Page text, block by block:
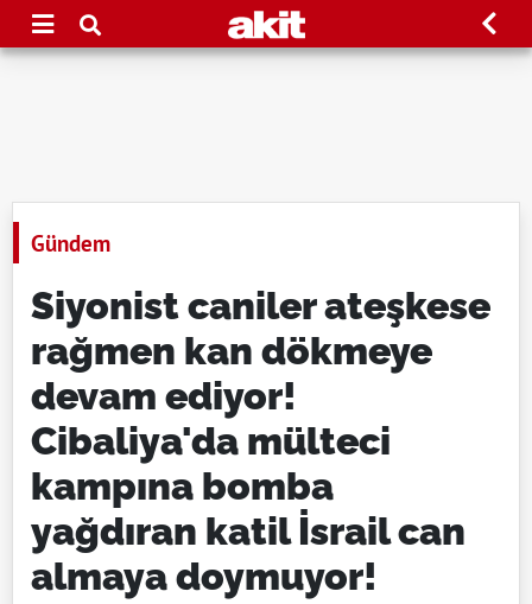
Gündem
Siyonist caniler ateşkese
rağmen kan dökmeye
devam ediyor!
Cibaliya'da mülteci
kampına bomba
yağdıran katil İsrail can
almaya doymuyor!